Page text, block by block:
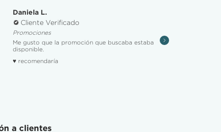
Daniela L.
Cliente Verificado
Promociones
Me gusto que la promoción que buscaba estaba
disponible.
♥ recomendaría
a clientes